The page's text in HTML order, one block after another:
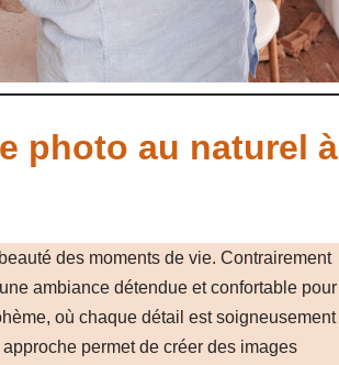
photo au naturel à
des moments de vie. Contrairement
ambiance détendue et confortable pour
où chaque détail est soigneusement
permet de créer des images